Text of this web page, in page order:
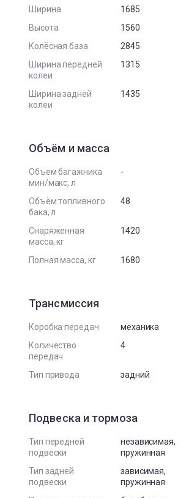
Ширина
1685
Высота
1560
Колёсная база
2845
Ширина передней
колеи
1315
Ширина задней
колеи
1435
Объём и масса
Объем багажника
мин/макс, л
-
Объём топливного
бака, л
48
Снаряженная
масса, кг
1420
Полная масса, кг 1680
Трансмиссия
Коробка передач
механика
Количество
передач
4
Тип привода задний
Подвеска и тормоза
Тип передней
подвески
независимая,
пружинная
Тип задней
подвески
зависимая,
пружинная